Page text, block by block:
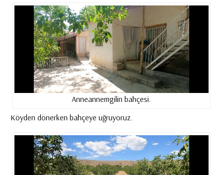
Anneannemgilin bahçesi.
Köyden dönerken bahçeye uğruyoruz.